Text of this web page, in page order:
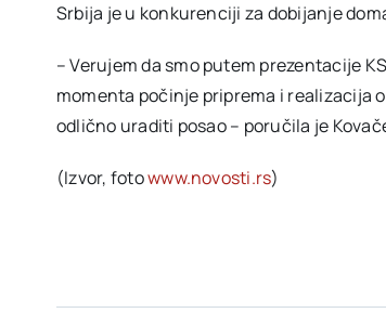
Srbija je u konkurenciji za dobijanje
– Verujem da smo putem prezentacije
momenta počinje priprema i realizacija
odlično uraditi posao – poručila je
(Izvor, fotowww.novosti.rs)